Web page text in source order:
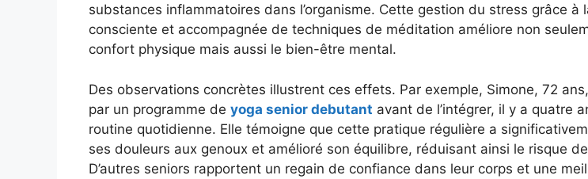
substances inflammatoires dans l’organisme. Cette gestion du stress grâce à
consciente et accompagnée de techniques de méditation améliore non
confort physique mais aussi le bien-être mental.
Des observations concrètes illustrent ces effets. Par exemple, Simone, 72
par un programme de yoga senior debutant avant de l’intégrer, il y a quatre
routine quotidienne. Elle témoigne que cette pratique régulière a
ses douleurs aux genoux et amélioré son équilibre, réduisant ainsi le risque
D’autres seniors rapportent un regain de confiance dans leur corps et une